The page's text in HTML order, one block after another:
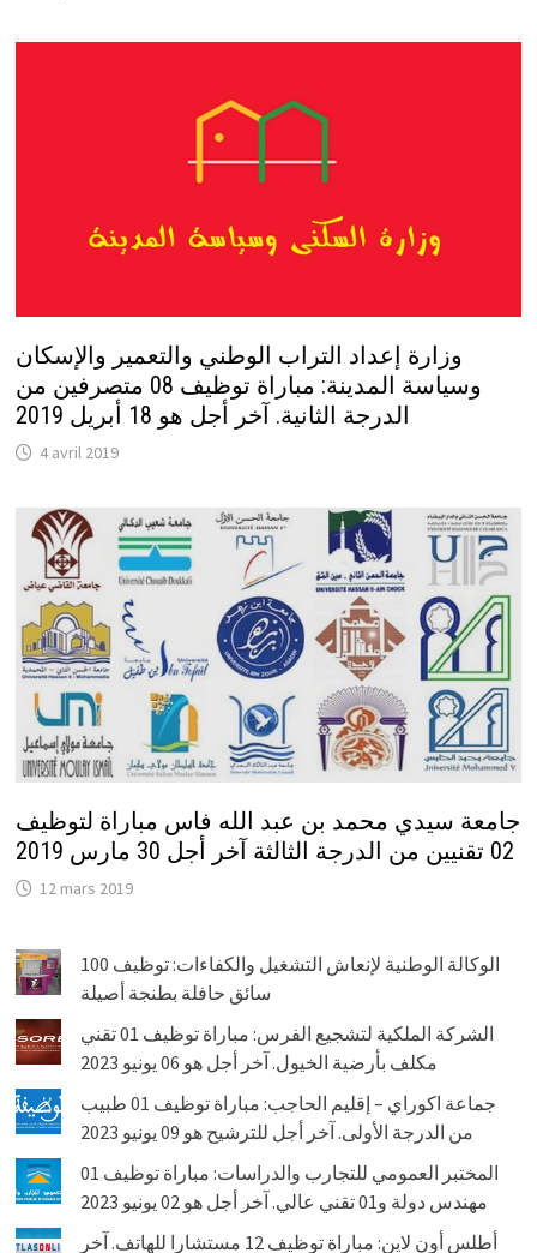
وزارة إعداد التراب الوطني والتعمير والإسكان
وسياسة المدينة: مباراة توظيف 08 متصرفين من
الدرجة الثانية. آخر أجل هو 18 أبريل 2019
4 avril 2019
جامعة سيدي محمد بن عبد الله فاس مباراة لتوظيف
02 تقنيين من الدرجة الثالثة آخر أجل 30 مارس 2019
12 mars 2019
الوكالة الوطنية لإنعاش التشغيل والكفاءات: توظيف 100
سائق حافلة بطنجة أصيلة
الشركة الملكية لتشجيع الفرس: مباراة توظيف 01 تقني
مكلف بأرضية الخيول. آخر أجل هو 06 يونيو 2023
جماعة اكوراي – إقليم الحاجب: مباراة توظيف 01 طبيب
من الدرجة الأولى. آخر أجل للترشيح هو 09 يونيو 2023
المختبر العمومي للتجارب والدراسات: مباراة توظيف 01
مهندس دولة و01 تقني عالي. آخر أجل هو 02 يونيو 2023
أطلس أون لاين: مباراة توظيف 12 مستشارا للهاتف. آخر